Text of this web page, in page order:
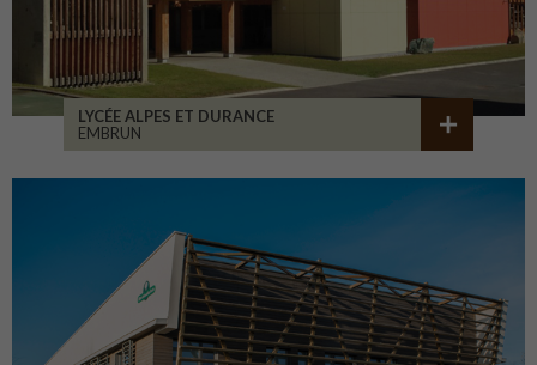
LYCÉE ALPES ET DURANCE
EMBRUN